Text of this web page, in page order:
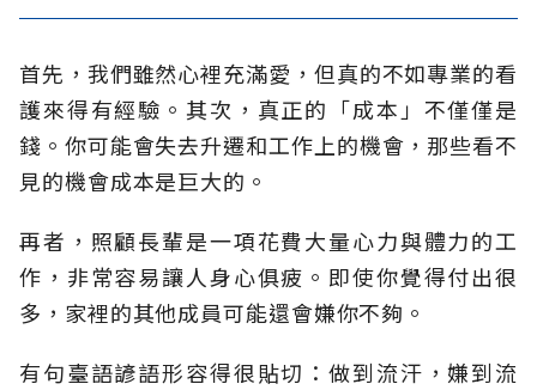
首先，我們雖然心裡充滿愛，但真的不如專業的看
護來得有經驗。其次，真正的「成本」不僅僅是
錢。你可能會失去升遷和工作上的機會，那些看不
見的機會成本是巨大的。
再者，照顧長輩是一項花費大量心力與體力的工
作，非常容易讓人身心俱疲。即使你覺得付出很
多，家裡的其他成員可能還會嫌你不夠。
有句臺語諺語形容得很貼切：做到流汗，嫌到流